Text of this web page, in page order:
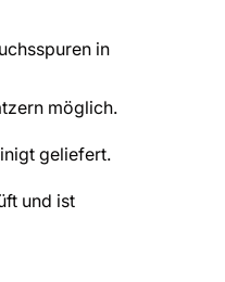
in
möglich.
geliefert.
und ist